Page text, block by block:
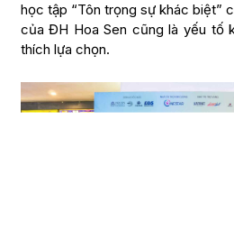
học tập “Tôn trọng sự khác biệt”
của ĐH Hoa Sen cũng là yếu tố
thích lựa chọn.